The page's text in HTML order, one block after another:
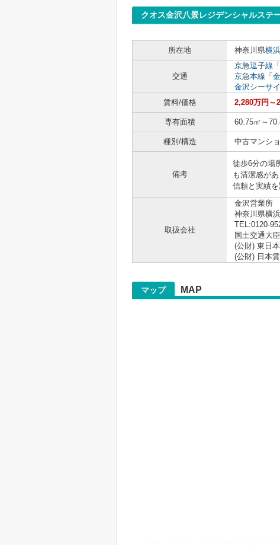
クオス金沢八景レジデンシャルステ
所在地
神奈川県横
交通
京急逗子線 「
京急本線 「
金沢シーサ
賃料/価格
2,280万円～
専有面積 60.75㎡～
種別/構造 中古マンシ
備考
徒歩6分の場
も清潔感が
信頼と実績
取扱会社
金沢営業所
神奈川県横
TEL:0120-
国土交通大
(公財) 東日
(公財) 日本
マップ MAP